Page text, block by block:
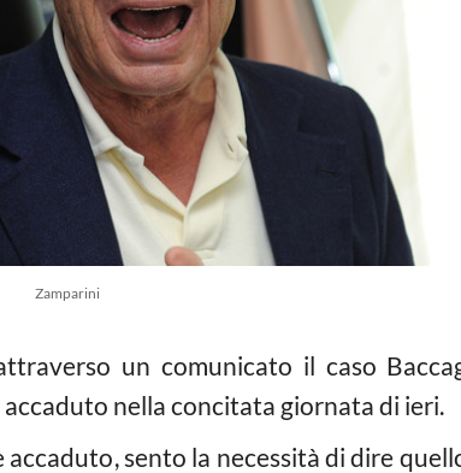
Zamparini
un comunicato il caso
nella concitata giornata di ieri.
sento la necessità di dire